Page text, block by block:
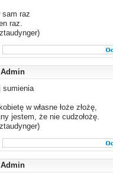
sam raz
raz.
Admin
sumienia
w własne łoże złożę,
jestem, że nie cudzołożę.
Admin